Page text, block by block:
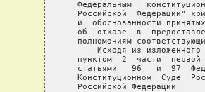
Федеральным
Российской  Федерации"
и  обоснованности
об  отказе  в
полномочиям
Исходя из
пунктом  2  части
статьями   96   и  97
Конституционном  Суде
   Российской Федерации